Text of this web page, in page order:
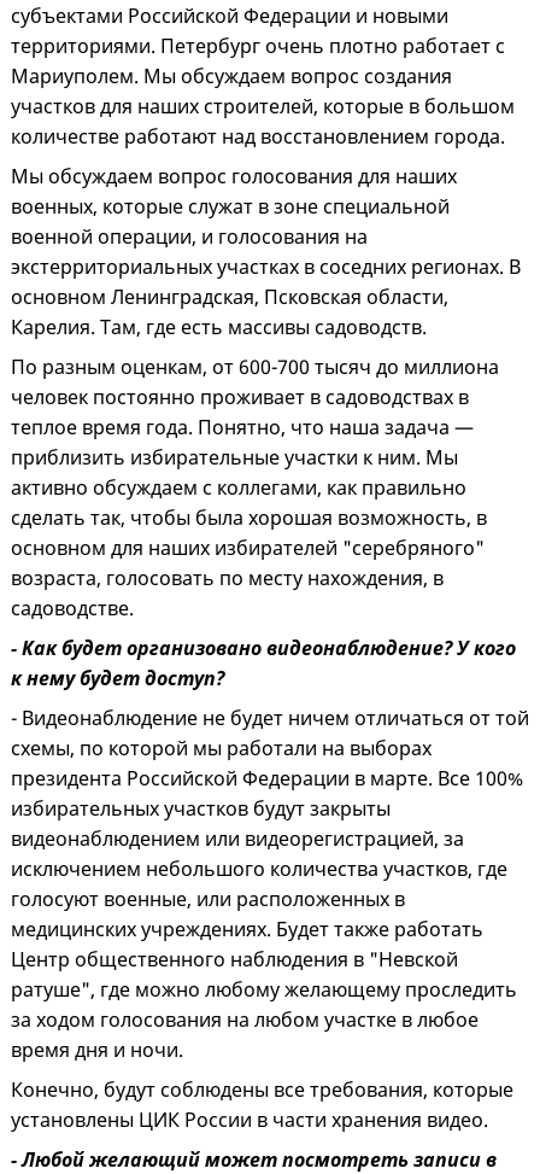
субъектами Российской Федерации и новыми
территориями. Петербург очень плотно работает с
Мариуполем. Мы обсуждаем вопрос создания
участков для наших строителей, которые в большом
количестве работают над восстановлением города.
Мы обсуждаем вопрос голосования для наших
военных, которые служат в зоне специальной
военной операции, и голосования на
экстерриториальных участках в соседних регионах. В
основном Ленинградская, Псковская области,
Карелия. Там, где есть массивы садоводств.
По разным оценкам, от 600-700 тысяч до миллиона
человек постоянно проживает в садоводствах в
теплое время года. Понятно, что наша задача —
приблизить избирательные участки к ним. Мы
активно обсуждаем с коллегами, как правильно
сделать так, чтобы была хорошая возможность, в
основном для наших избирателей "серебряного"
возраста, голосовать по месту нахождения, в
садоводстве.
- Как будет организовано видеонаблюдение? У кого
к нему будет доступ?
- Видеонаблюдение не будет ничем отличаться от той
схемы, по которой мы работали на выборах
президента Российской Федерации в марте. Все 100%
избирательных участков будут закрыты
видеонаблюдением или видеорегистрацией, за
исключением небольшого количества участков, где
голосуют военные, или расположенных в
медицинских учреждениях. Будет также работать
Центр общественного наблюдения в "Невской
ратуше", где можно любому желающему проследить
за ходом голосования на любом участке в любое
время дня и ночи.
Конечно, будут соблюдены все требования, которые
установлены ЦИК России в части хранения видео.
- Любой желающий может посмотреть записи в